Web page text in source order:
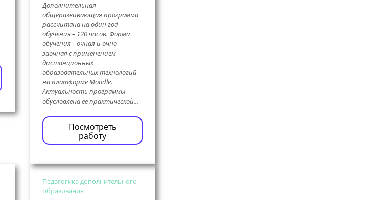
Дополнительная
общеразвивающая программа
рассчитана на один год
обучения – 120 часов. Форма
обучения – очная и очно-
заочная с применением
дистанционных
образовательных технологий
на платформе Moodle.
Актуальность программы
обусловлена ее практической...
Посмотреть
работу
Педагогика дополнительного
образования